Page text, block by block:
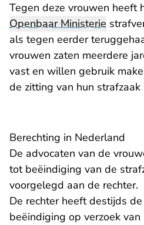
Tegen deze vrouwen heeft
Openbaar Ministerie
als tegen eerder
vrouwen zaten meerdere
vast en willen gebruik
de zitting van hun strafzaak
Berechting in Nederland
De advocaten van de
tot beëindiging van de
voorgelegd aan de rechter.
De rechter heeft destijds
beëindiging op verzoek